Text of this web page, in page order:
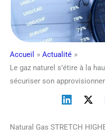
Accueil
Actualité
Le gaz naturel s’étire à la
sécuriser son
Natural Gas STRETCH